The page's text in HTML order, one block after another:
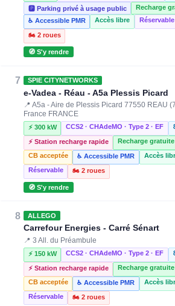
🅿️ Parking privé à usage public
Recharge
♿ Accessible PMR
Accès libre Réservable
🏍️ 2 roues
🧭 S'y rendre
7 SPIE CITYNETWORKS
e-Vadea - Réau - A5a Plessis Picard
📍 A5a - Aire de Plessis Picard 77550 REAU
France FRANCE
⚡ 300 kW CCS2 · CHAdeMO · Type 2 · EF
⚡ Station recharge rapide
Recharge gratuite
CB acceptée
♿ Accessible PMR
Accès
Réservable
🏍️ 2 roues
🧭 S'y rendre
8 ALLEGO
Carrefour Energies - Carré Sénart
📍 3 All. du Préambule
⚡ 150 kW CCS2 · CHAdeMO · Type 2 · EF
⚡ Station recharge rapide
Recharge gratuite
CB acceptée
♿ Accessible PMR
Accès
Réservable
🏍️ 2 roues